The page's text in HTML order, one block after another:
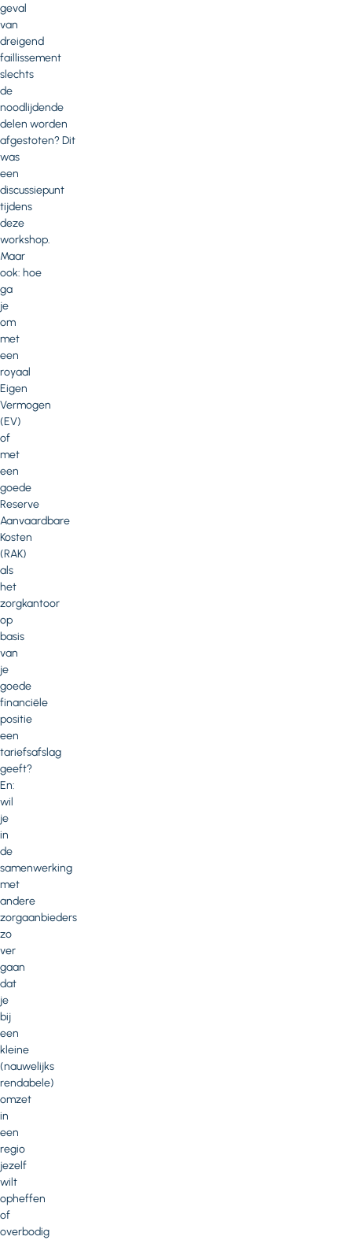
geval
van
dreigend
faillissement
slechts
de
noodlijdende
delen worden
afgestoten? Dit
was
een
discussiepunt
tijdens
deze
workshop.
Maar
ook: hoe
ga
je
om
met
een
royaal
Eigen
Vermogen
(EV)
of
met
een
goede
Reserve
Aanvaardbare
Kosten
(RAK)
als
het
zorgkantoor
op
basis
van
je
goede
financiële
positie
een
tariefsafslag
geeft?
En:
wil
je
in
de
samenwerking
met
andere
zorgaanbieders
zo
ver
gaan
dat
je
bij
een
kleine
(nauwelijks
rendabele)
omzet
in
een
regio
jezelf
wilt
opheffen
of
overbodig